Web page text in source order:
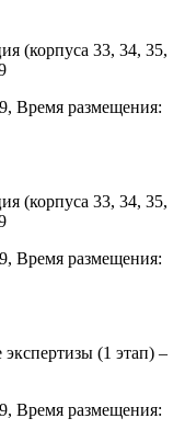
(корпуса 33, 34, 35,
Время размещения:
(корпуса 33, 34, 35,
Время размещения:
(1 этап) –
Время размещения: